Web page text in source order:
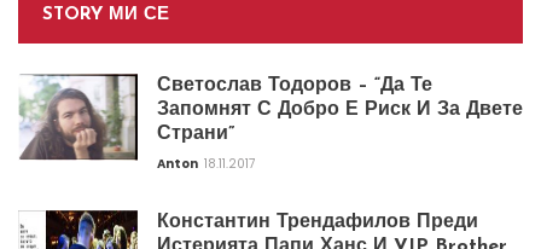
STORY МИ СЕ
Светослав Тодоров – “Да Те
Запомнят С Добро Е Риск И За Двете
Страни”
Anton 18.11.2017
Константин Трендафилов Преди